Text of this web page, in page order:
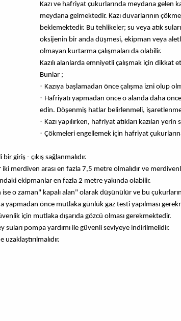
Kazı ve hafriyat çukurlarında meydana gelen
meydana gelmektedir. Kazı duvarlarının
beklemektedir. Bu tehlikeler; su veya atık
oksijenin bir anda düşmesi, ekipman veya
olmayan kurtarma çalışmaları da olabilir.
Kazılı alanlarda emniyetli çalışmak için dikkat
Bunlar ;
· Kazıya başlamadan önce çalışma izni olup
· Hafriyatı yapmadan önce o alanda daha
edin. Döşenmiş hatlar belirlenmeli,
· Kazı yapılırken, hafriyat atıkları kazılan yerin
· Çökmeleri engellemek için hafriyat
giriş - çıkış sağlanmalıdır.
merdiven arası en fazla 7,5 metre olmalıdır ve
ekipmanlar en fazla 2 metre yakında olabilir.
o zaman" kapalı alan" olarak düşünülür ve bu
yapmadan önce mutlaka günlük gaz testi yapılması
için mutlaka dışarıda gözcü olması gerekmektedir.
suları pompa yardımı ile güvenli seviyeye indirilmelidir.
uzaklaştırılmalıdır.